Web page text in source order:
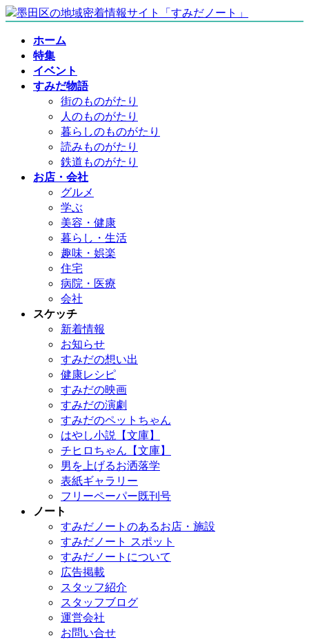
コ
ナ
ホーム
特集
イベント
すみだ物語
街のものがたり
人のものがたり
暮らしのものがたり
読みものがたり
鉄道ものがたり
お店・会社
グルメ
学ぶ
美容・健康
暮らし・生活
趣味・娯楽
住宅
病院・医療
会社
スケッチ
新着情報
お知らせ
すみだの想い出
健康レシピ
すみだの映画
すみだの演劇
すみだのペットちゃん
はやし小説【文庫】
チヒロちゃん【文庫】
男を上げるお洒落学
表紙ギャラリー
フリーペーパー既刊号
ノート
すみだノートのあるお店・施設
すみだノート スポット
すみだノートについて
広告掲載
スタッフ紹介
スタッフブログ
運営会社
お問い合せ